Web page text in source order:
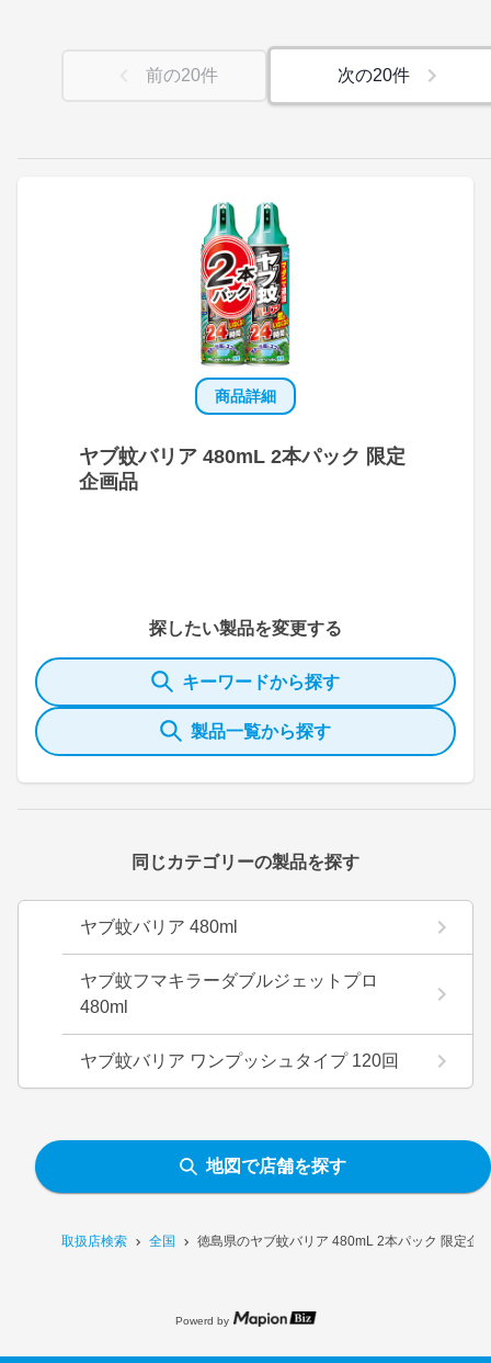
取扱店検索 全国 徳島県のヤブ蚊バリア 480mL 2本パック 限定企
商品詳細
ヤブ蚊バリア 480mL 2本パック 限定
企画品
探したい製品を変更する
キーワードから探す
製品一覧から探す
同じカテゴリーの製品を探す
ヤブ蚊バリア 480ml
ヤブ蚊フマキラーダブルジェットプロ
480ml
ヤブ蚊バリア ワンプッシュタイプ 120回
前の20件 次の20件
地図で店舗を探す
Powerd by